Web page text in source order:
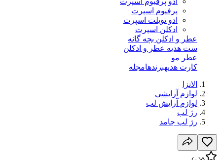
پرفیوم اسپرت
ادو تویلت اسپرت
ادکلن اسپرت
عطر و ادکلن بچه گانه
ست هدیه عطر و ادکلن
عطر مو
کارت هدیهبرندهامجله
الانزا
لوازم آرایشی
لوازم آرایش لب
رژ لب
رژ لب جامد